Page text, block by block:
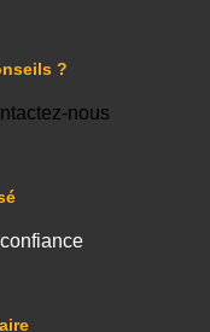
?
nous